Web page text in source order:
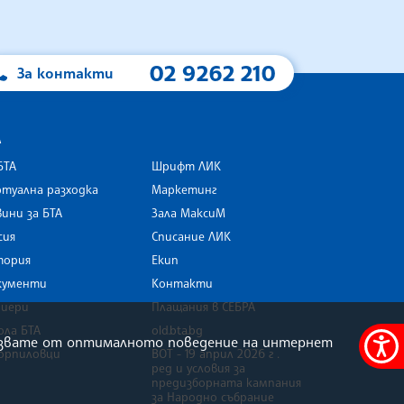
Меню
За контакти 02 9262 210
разходка
за БТА
БТА
Шрифт ЛИК
Маркетинг
Зала МаксиМ
Списание ЛИК
Екип
Контакти
Плащания в СЕБРА
old.bta.bg
ВОТ - 19 април 2026 г .
ред и условия за
предизборната кампания
за Народно събрание
от оптималното поведение на интернет